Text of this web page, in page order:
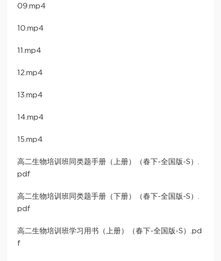
09.mp4
10.mp4
11.mp4
12.mp4
13.mp4
14.mp4
15.mp4
高二生物培训班同类题手册（上册）（春下-全国版-S）.
pdf
高二生物培训班同类题手册（下册）（春下-全国版-S）.
pdf
高二生物培训班学习用书（上册）（春下-全国版-S）.pd
f